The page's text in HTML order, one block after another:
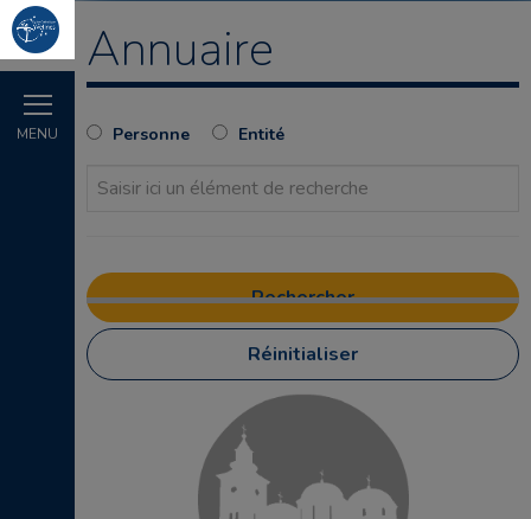
MENU
Annuaire
Personne Entité
Réinitialiser